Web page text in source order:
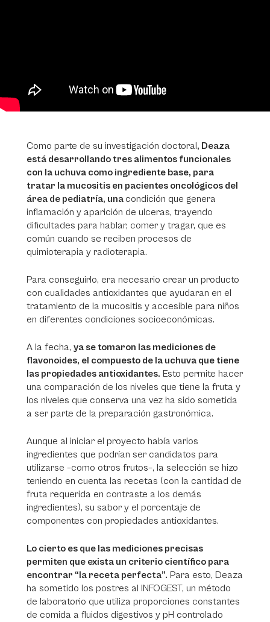
Como parte de su investigación doctoral, Deaza
está desarrollando tres alimentos funcionales
con la uchuva como ingrediente base, para
tratar la mucositis en pacientes oncológicos del
área de pediatría, una condición que genera
inflamación y aparición de ulceras, trayendo
dificultades para hablar, comer y tragar, que es
común cuando se reciben procesos de
quimioterapia y radioterapia.
Para conseguirlo, era necesario crear un producto
con cualidades antioxidantes que ayudaran en el
tratamiento de la mucositis y accesible para niños
en diferentes condiciones socioeconómicas.
A la fecha, ya se tomaron las mediciones de
flavonoides, el compuesto de la uchuva que tiene
las propiedades antioxidantes. Esto permite hacer
una comparación de los niveles que tiene la fruta y
los niveles que conserva una vez ha sido sometida
a ser parte de la preparación gastronómica.
Aunque al iniciar el proyecto había varios
ingredientes que podrían ser candidatos para
utilizarse –como otros frutos–, la selección se hizo
teniendo en cuenta las recetas (con la cantidad de
fruta requerida en contraste a los demás
ingredientes), su sabor y el porcentaje de
componentes con propiedades antioxidantes.
Lo cierto es que las mediciones precisas
permiten que exista un criterio científico para
encontrar “la receta perfecta”. Para esto, Deaza
ha sometido los postres al INFOGEST, un método
de laboratorio que utiliza proporciones constantes
de comida a fluidos digestivos y pH controlado